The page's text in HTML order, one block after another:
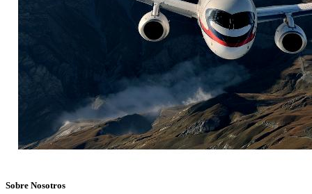
Sobre Nosotros